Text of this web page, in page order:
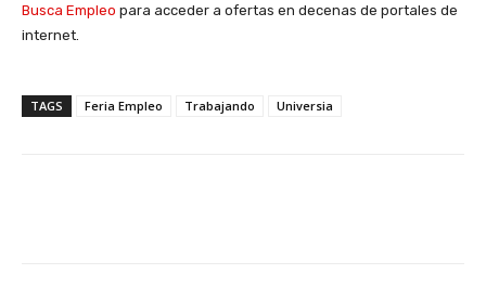
Busca Empleo para acceder a ofertas en decenas de portales de
internet.
TAGS Feria Empleo Trabajando Universia